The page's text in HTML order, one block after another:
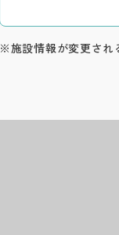
※施設情報が変更され